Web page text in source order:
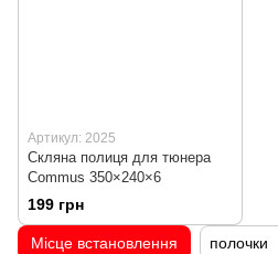
Артикул: 2025
Скляна полиця для тюнера
Commus 350×240×6
199 грн
Місце встановлення полочки